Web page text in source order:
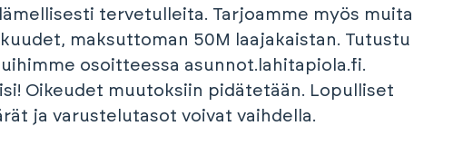
tervetulleita. Tarjoamme myös muita
maksuttoman 50M laajakaistan. Tutustu
osoitteessa asunnot.lahitapiola.fi.
Oikeudet muutoksiin pidätetään. Lopulliset
ja varustelutasot voivat vaihdella.